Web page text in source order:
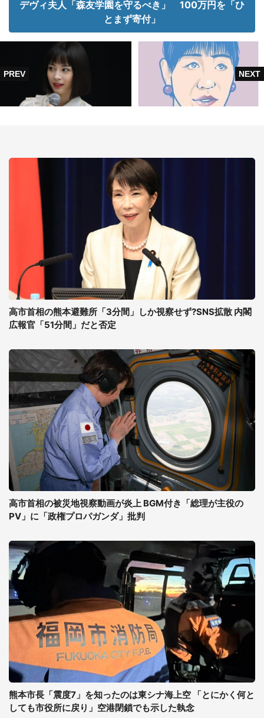
デヴィ夫人「森友学園を守るべき」 100万円を「ひ
とまず寄付」
高市首相の熊本避難所「3分間」しか視察せず?SNS拡散 内閣
広報官「51分間」だと否定
高市首相の被災地視察動画が炎上 BGM付き「総理が主役の
PV」に「政権プロパガンダ」批判
熊本市長「震度7」を知ったのは東シナ海上空 「とにかく何と
しても市役所に戻り」空港閉鎖でも示した執念